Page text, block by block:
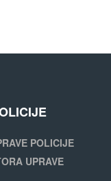
POLICIJE
UPRAVE